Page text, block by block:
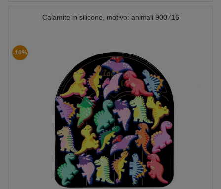
Calamite in silicone, motivo: animali 900716
-10%